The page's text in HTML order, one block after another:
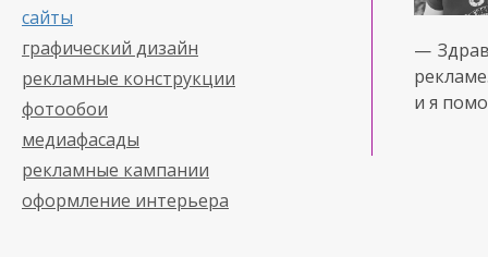
сайты
графический дизайн
рекламные конструкции
фотообои
медиафасады
рекламные кампании
оформление интерьера
—
и я